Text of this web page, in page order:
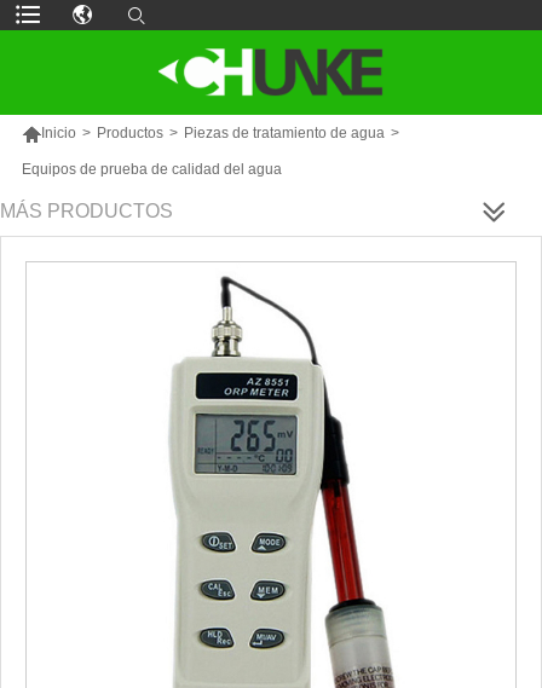
Inicio > Productos > Piezas de tratamiento de agua >
Equipos de prueba de calidad del agua
MÁS PRODUCTOS